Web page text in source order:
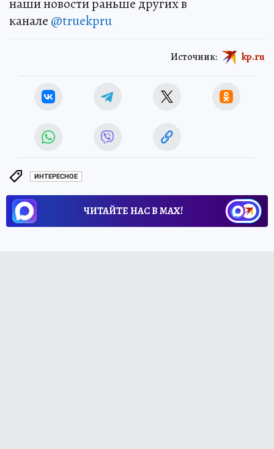
канале @truekpru
Источник: kp.ru
ИНТЕРЕСНОЕ
ЧИТАЙТЕ НАС В МАХ!